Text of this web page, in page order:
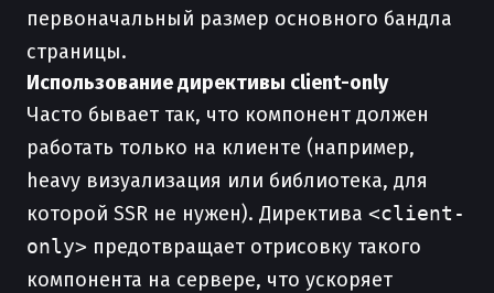
первоначальный размер основного бандла
страницы.
Использование директивы client-only
Часто бывает так, что компонент должен
работать только на клиенте (например,
heavy визуализация или библиотека, для
которой SSR не нужен). Директива <client-
only> предотвращает отрисовку такого
компонента на сервере, что ускоряет